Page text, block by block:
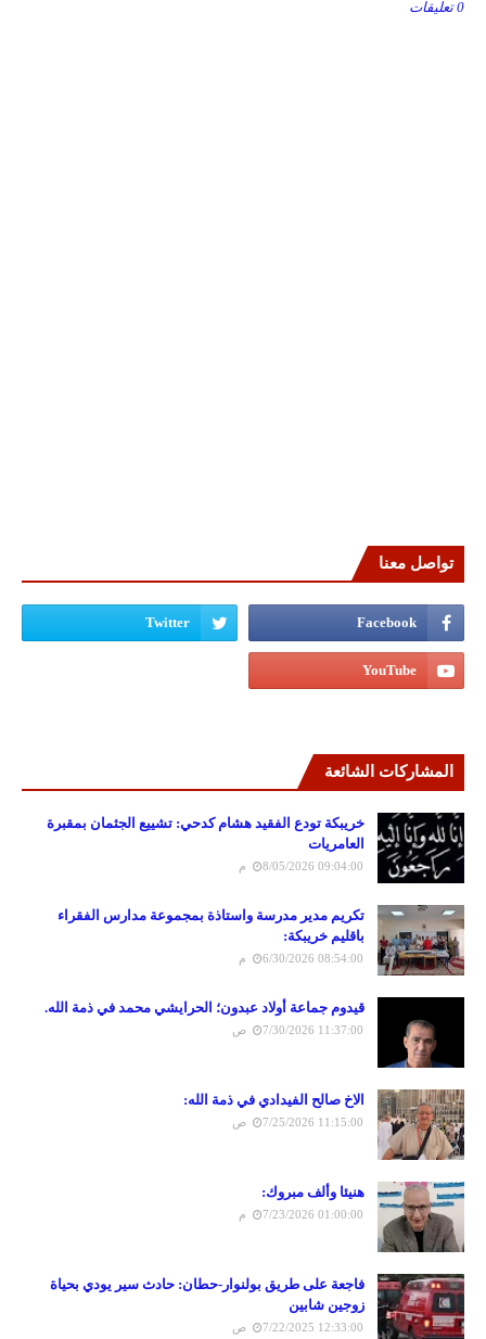
0 تعليقات
تواصل معنا
المشاركات الشائعة
خريبكة تودع الفقيد هشام كدحي: تشييع الجثمان بمقبرة
العامريات
8/05/2026 09:04:00 م
تكريم مدير مدرسة واستاذة بمجموعة مدارس الفقراء
باقليم خريبكة:
6/30/2026 08:54:00 م
قيدوم جماعة أولاد عبدون؛ الحرايشي محمد في ذمة الله.
7/30/2026 11:37:00 ص
الاخ صالح الفيدادي في ذمة الله:
7/25/2026 11:15:00 ص
هنيئا وألف مبروك:
7/23/2026 01:00:00 م
فاجعة على طريق بولنوار-حطان: حادث سير يودي بحياة
زوجين شابين
7/22/2025 12:33:00 ص